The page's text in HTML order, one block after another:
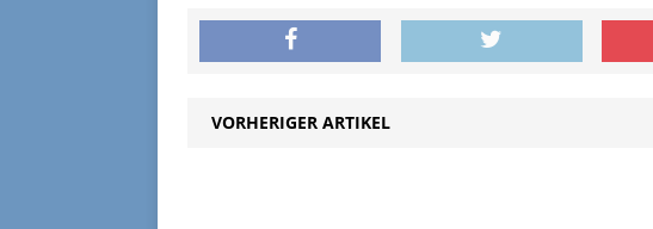
VORHERIGER ARTIKEL